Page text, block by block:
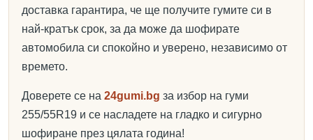
доставка гарантира, че ще получите гумите си в
най-кратък срок, за да може да шофирате
автомобила си спокойно и уверено, независимо от
времето.
Доверете се на 24gumi.bg за избор на гуми
255/55R19 и се насладете на гладко и сигурно
шофиране през цялата година!